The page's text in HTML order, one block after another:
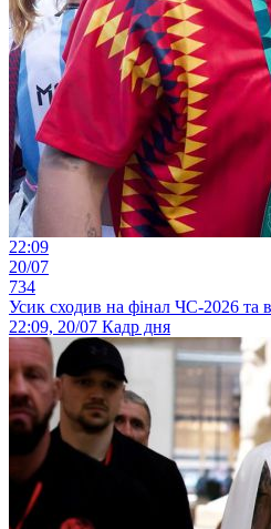
22:09
20/07
734
Усик сходив на фінал ЧС-2026 та
22:09, 20/07 Кадр дня